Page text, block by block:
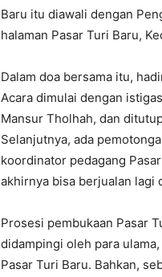
Baru itu diawali dengan
halaman Pasar Turi Baru,
Dalam doa bersama itu,
Acara dimulai dengan
Mansur Tholhah, dan
Selanjutnya, ada
koordinator pedagang
akhirnya bisa berjualan lagi
Prosesi pembukaan Pasar
didampingi oleh para
Pasar Turi Baru. Bahkan,